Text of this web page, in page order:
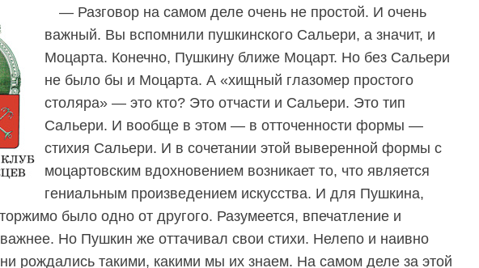
— Разговор на самом деле очень не простой. И очень
важный. Вы вспомнили пушкинского Сальери, а значит, и
Моцарта. Конечно, Пушкину ближе Моцарт. Но без Сальери
не было бы и Моцарта. А «хищный глазомер простого
столяра» — это кто? Это отчасти и Сальери. Это тип
Сальери. И вообще в этом — в отточенности формы —
стихия Сальери. И в сочетании этой выверенной формы с
моцартовским вдохновением возникает то, что является
гениальным произведением искусства. И для Пушкина,
было одно от другого. Разумеется, впечатление и
Но Пушкин же оттачивал свои стихи. Нелепо и наивно
рождались такими, какими мы их знаем. На самом деле за этой